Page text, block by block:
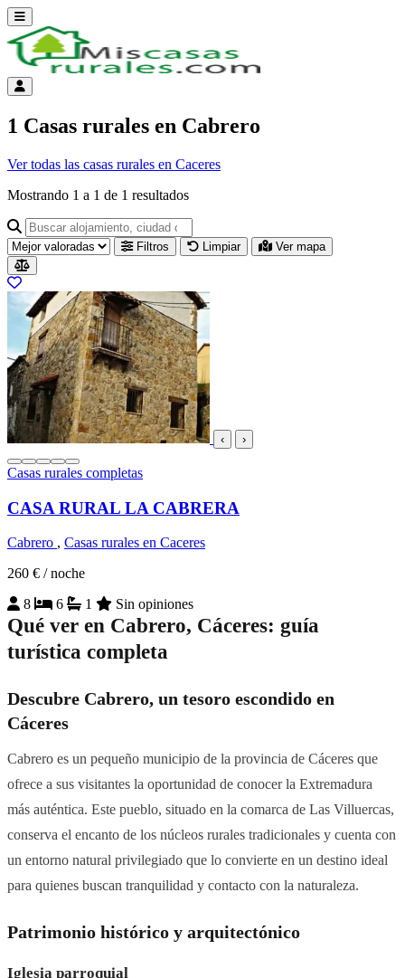
Abrir menú
Menú de cuenta
1 Casas rurales en Cabrero
Ver todas las casas rurales en Caceres
Mostrando 1 a 1 de 1 resultados
Buscar alojamiento, ciudad o provincia para ir a su página
Filtros Limpiar Ver mapa
Resultados del listado
‹ ›
Casas rurales completas
CASA RURAL LA CABRERA
Cabrero , Casas rurales en Caceres
260 € / noche
8
6 1 Sin opiniones
Qué ver en Cabrero, Cáceres: guía
turística completa
Descubre Cabrero, un tesoro escondido en
Cáceres
Cabrero es un pequeño municipio de la provincia de Cáceres que
ofrece a sus visitantes la oportunidad de conocer la Extremadura
más auténtica. Este pueblo, situado en la comarca de Las Villuercas,
conserva el encanto de los núcleos rurales tradicionales y cuenta con
un entorno natural privilegiado que lo convierte en un destino ideal
para quienes buscan tranquilidad y contacto con la naturaleza.
Patrimonio histórico y arquitectónico
Iglesia parroquial